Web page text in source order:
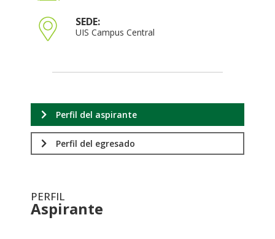
SEDE:
UIS Campus Central
Perfil del aspirante
Perfil del egresado
PERFIL
Aspirante